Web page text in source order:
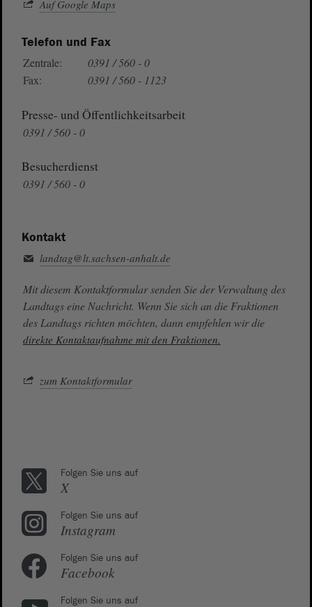
Auf Google Maps
Telefon und Fax
Zentrale:
0391 / 560 - 0
Fax:
0391 / 560 - 1123
Presse- und Öffentlichkeitsarbeit
0391 / 560 - 0
Besucherdienst
0391 / 560 - 0
Kontakt
landtag@lt.sachsen-anhalt.de
Mit diesem Kontaktformular senden Sie der Verwaltung des
Landtags eine Nachricht. Wenn Sie sich an die Fraktionen
des Landtags richten möchten, dann empfehlen wir die
direkte Kontaktaufnahme mit den Fraktionen.
zum Kontaktformular
Folgen Sie uns auf
X
Folgen Sie uns auf
Instagram
Folgen Sie uns auf
Facebook
Folgen Sie uns auf